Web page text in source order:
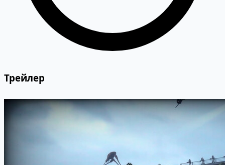
Трейлер